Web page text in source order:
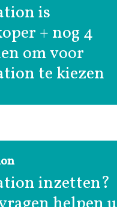
is
+ nog 4
om voor
te kiezen
inzetten?